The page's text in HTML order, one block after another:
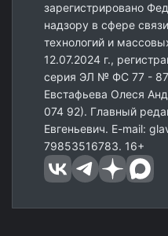
зарегистрировано
надзору в сфере
технологий и
12.07.2024 г.,
серия ЭЛ № ФС 77 -
Евстафьева Олеся
074 92). Главный
Евгеньевич. E-mail:
79853516783. 16+